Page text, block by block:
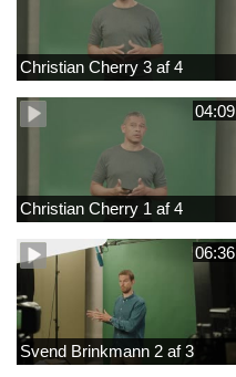
Christian Cherry 3 af 4
04:09
Christian Cherry 1 af 4
06:36
Svend Brinkmann 2 af 3